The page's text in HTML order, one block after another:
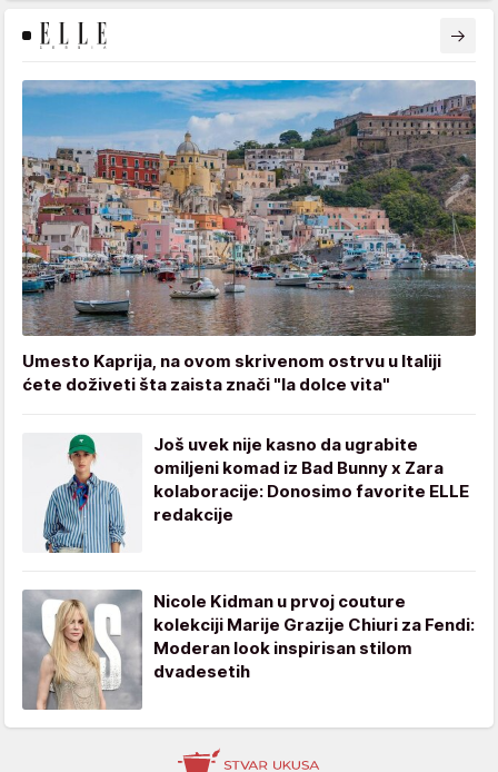
Umesto Kaprija, na ovom skrivenom ostrvu u Italiji
ćete doživeti šta zaista znači "la dolce vita"
Još uvek nije kasno da ugrabite
omiljeni komad iz Bad Bunny x Zara
kolaboracije: Donosimo favorite ELLE
redakcije
Nicole Kidman u prvoj couture
kolekciji Marije Grazije Chiuri za Fendi:
Moderan look inspirisan stilom
dvadesetih